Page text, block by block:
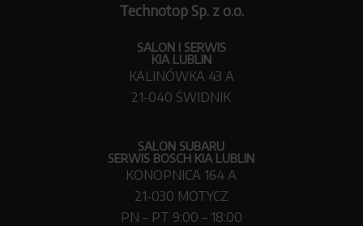
Technotop Sp. z o.o.
SALON I SERWIS
KIA LUBLIN
KALINÓWKA 43 A
21-040 ŚWIDNIK
SALON SUBARU
SERWIS BOSCH KIA LUBLIN
KONOPNICA 164 A
21-030 MOTYCZ
PN – PT 9:00 – 18:00